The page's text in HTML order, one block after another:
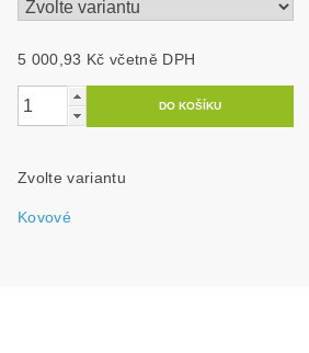
5 000,93 Kč včetně DPH
Zvolte variantu
Kovové